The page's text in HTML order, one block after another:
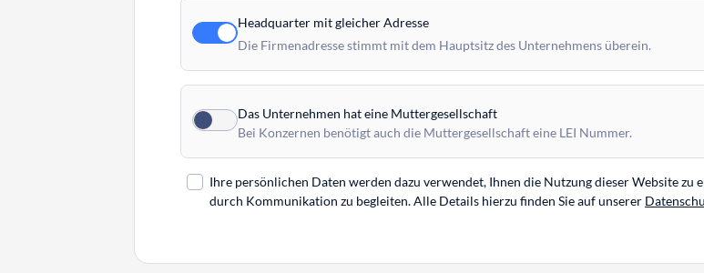
Headquarter mit gleicher Adresse
Die Firmenadresse stimmt mit dem Hauptsitz des Unternehmens überein.
Das Unternehmen hat eine Muttergesellschaft
Bei Konzernen benötigt auch die Muttergesellschaft eine LEI Nummer.
Ihre persönlichen Daten werden dazu verwendet, Ihnen die Nutzung dieser Website zu
durch Kommunikation zu begleiten. Alle Details hierzu finden Sie auf unserer